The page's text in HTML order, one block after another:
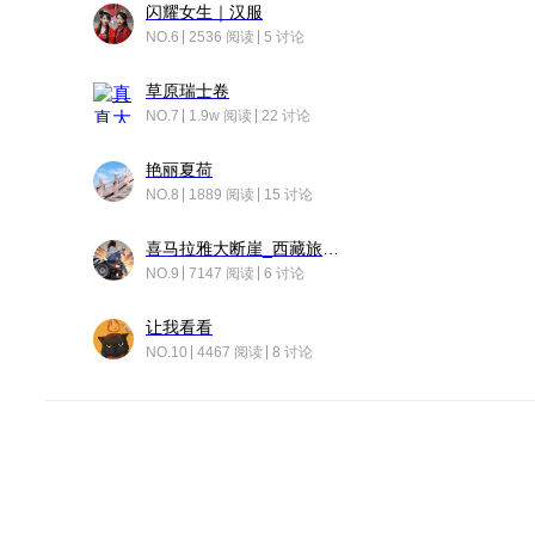
闪耀女生｜汉服
NO.6 2536 阅读 5 讨论
草原瑞士卷
NO.7 1.9w 阅读 22 讨论
艳丽夏荷
NO.8 1889 阅读 15 讨论
NO.9 7147 阅读 6 讨论
让我看看
NO.10 4467 阅读 8 讨论